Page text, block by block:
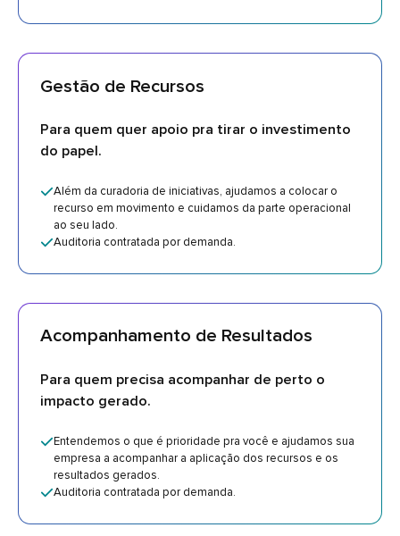
Gestão de Recursos
Para quem quer apoio pra tirar o investimento
do papel.
Além da curadoria de iniciativas, ajudamos a colocar o
recurso em movimento e cuidamos da parte operacional
ao seu lado.
Auditoria contratada por demanda.
Acompanhamento de Resultados
Para quem precisa acompanhar de perto o
impacto gerado.
Entendemos o que é prioridade pra você e ajudamos sua
empresa a acompanhar a aplicação dos recursos e os
resultados gerados.
Auditoria contratada por demanda.